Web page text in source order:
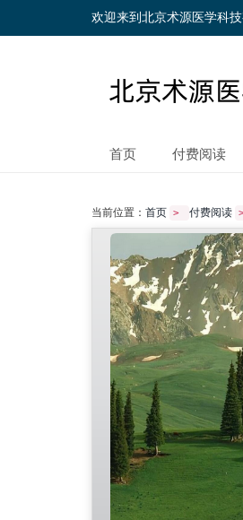
欢迎来到北京术源医学科技
首页 付费阅读
当前位置： 首页 > 付费阅读